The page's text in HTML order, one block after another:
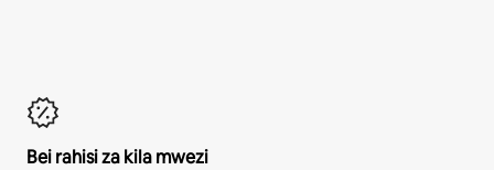
Bei rahisi za kila mwezi